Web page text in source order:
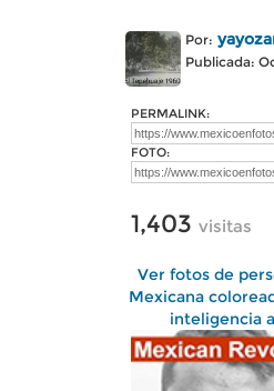
Por:
Publicada:
PERMALINK:
FOTO:
1,403 visitas
Ver fotos de
Mexicana
inteligencia